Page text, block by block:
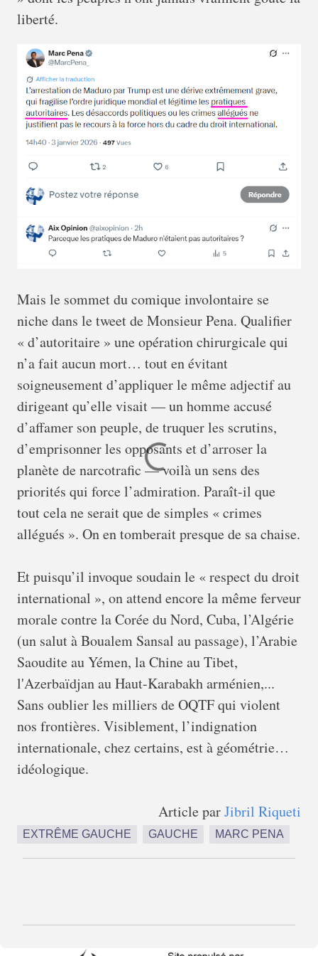
liberté.
Mais le sommet du comique involontaire se
niche dans le tweet de Monsieur Pena. Qualifier
« d’autoritaire » une opération chirurgicale qui
n’a fait aucun mort… tout en évitant
soigneusement d’appliquer le même adjectif au
dirigeant qu’elle visait — un homme accusé
d’affamer son peuple, de truquer les scrutins,
d’emprisonner les opposants et d’arroser la
planète de narcotrafic — voilà un sens des
priorités qui force l’admiration. Paraît-il que
tout cela ne serait que de simples « crimes
allégués ». On en tomberait presque de sa chaise.
Et puisqu’il invoque soudain le « respect du droit
international », on attend encore la même ferveur
morale contre la Corée du Nord, Cuba, l’Algérie
(un salut à Boualem Sansal au passage), l’Arabie
Saoudite au Yémen, la Chine au Tibet,
l'Azerbaïdjan au Haut-Karabakh arménien,...
Sans oublier les milliers de OQTF qui violent
nos frontières. Visiblement, l’indignation
internationale, chez certains, est à géométrie…
idéologique.
Article parJibril Riqueti
EXTRÊME GAUCHE GAUCHE MARC PENA